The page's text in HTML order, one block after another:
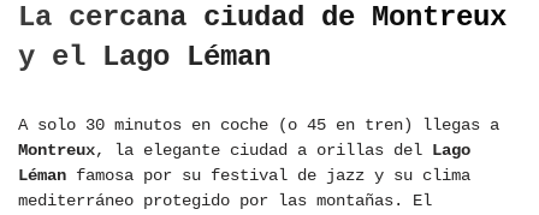
La cercana ciudad de Montreux
y el Lago Léman
A solo 30 minutos en coche (o 45 en tren) llegas a
Montreux, la elegante ciudad a orillas del Lago
Léman famosa por su festival de jazz y su clima
mediterráneo protegido por las montañas. El